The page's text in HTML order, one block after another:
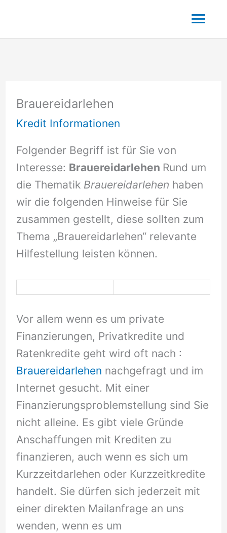
springen
Brauereidarlehen
Kredit Informationen
Folgender Begriff ist für Sie von
Interesse: Brauereidarlehen Rund um
die Thematik Brauereidarlehen haben
wir die folgenden Hinweise für Sie
zusammen gestellt, diese sollten zum
Thema „Brauereidarlehen“ relevante
Hilfestellung leisten können.
Vor allem wenn es um private
Finanzierungen, Privatkredite und
Ratenkredite geht wird oft nach :
Brauereidarlehen nachgefragt und im
Internet gesucht. Mit einer
Finanzierungsproblemstellung sind Sie
nicht alleine. Es gibt viele Gründe
Anschaffungen mit Krediten zu
finanzieren, auch wenn es sich um
Kurzzeitdarlehen oder Kurzzeitkredite
handelt. Sie dürfen sich jederzeit mit
einer direkten Mailanfrage an uns
wenden, wenn es um